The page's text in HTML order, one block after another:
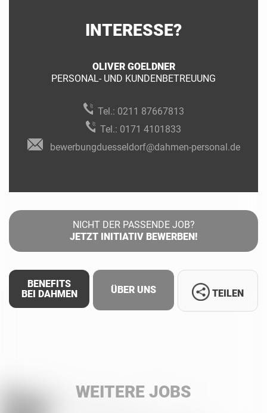
INTERESSE?
OLIVER GOELDNER
PERSONAL- UND KUNDENBETREUUNG
Tel.: 0211 87667813
Tel.: 0171 4101833
bewerbungduesseldorf@dahmen-personal.de
NICHT DER PASSENDE JOB?
JETZT INITIATIV BEWERBEN!
BENEFITS
BEI DAHMEN
ÜBER UNS TEILEN
WEITERE JOBS